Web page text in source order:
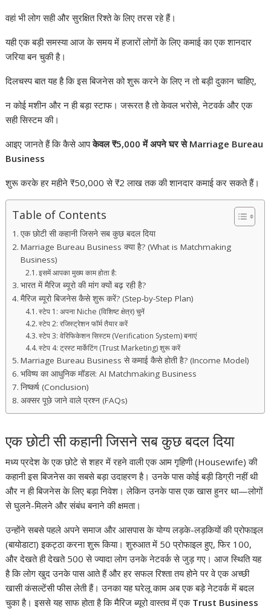
वहां भी लोग सही और सुरक्षित रिश्ते के लिए तरस रहे हैं।
यही एक बड़ी समस्या आज के समय में हजारों लोगों के लिए कमाई का एक शानदार
जरिया बन चुकी है।
दिलचस्प बात यह है कि इस बिजनेस को शुरू करने के लिए न तो बड़ी दुकान चाहिए,
न कोई मशीन और न ही बड़ा स्टाफ। जरूरत है तो केवल भरोसे, नेटवर्क और एक
सही सिस्टम की।
आइए जानते हैं कि कैसे आपकेवल ₹5,000 में अपने घर से Marriage Bureau
Business
शुरू करके हर महीने ₹50,000 से ₹2 लाख तक की शानदार कमाई कर सकते हैं।
Table of Contents
एक छोटी सी कहानी जिसने सब कुछ बदल दिया
Marriage Bureau Business क्या है? (What is Matchmaking
Business)
इसमें आपका मुख्य काम होता है:
भारत में मैरिज ब्यूरो की मांग क्यों बढ़ रही है?
मैरिज ब्यूरो बिजनेस कैसे शुरू करें? (Step-by-Step Plan)
स्टेप 1: अपना Niche (विशिष्ट क्षेत्र) चुनें
स्टेप 2: रजिस्ट्रेशन फॉर्म तैयार करें
स्टेप 3: वेरिफिकेशन सिस्टम (Verification System) बनाएं
स्टेप 4: ट्रस्ट मार्केटिंग (Trust Marketing) शुरू करें
Marriage Bureau Business से कमाई कैसे होती है? (Income Model)
भविष्य का आधुनिक मॉडल: AI Matchmaking Business
निष्कर्ष (Conclusion)
अक्सर पूछे जाने वाले प्रश्न (FAQs)
एक छोटी सी कहानी जिसने सब कुछ बदल दिया
मध्य प्रदेश के एक छोटे से शहर में रहने वाली एक आम गृहिणी (Housewife) की
कहानी इस बिजनेस का सबसे बड़ा उदाहरण है। उनके पास कोई बड़ी डिग्री नहीं थी
और न ही बिजनेस के लिए बड़ा निवेश। लेकिन उनके पास एक खास हुनर था—लोगों
से घुलने-मिलने और संबंध बनाने की क्षमता।
उन्होंने सबसे पहले अपने समाज और आसपास के योग्य लड़के-लड़कियों की प्रोफाइल
(बायोडाटा) इकट्ठा करना शुरू किया। शुरुआत में 50 प्रोफाइल हुए, फिर 100,
और देखते ही देखते 500 से ज्यादा लोग उनके नेटवर्क से जुड़ गए। आज स्थिति यह
है कि लोग खुद उनके पास आते हैं और हर सफल रिश्ता तय होने पर वे एक अच्छी
खासी कंसल्टेंसी फीस लेती हैं। उनका यह घरेलू काम अब एक बड़े नेटवर्क में बदल
चुका है। इससे यह साफ होता है कि मैरिज ब्यूरो वास्तव में एक Trust Business